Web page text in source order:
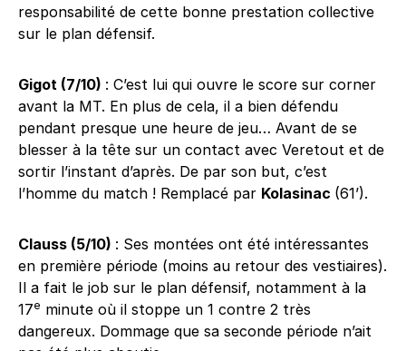
responsabilité de cette bonne prestation collective
sur le plan défensif.
Gigot (7/10) : C’est lui qui ouvre le score sur corner
avant la MT. En plus de cela, il a bien défendu
pendant presque une heure de jeu… Avant de se
blesser à la tête sur un contact avec Veretout et de
sortir l’instant d’après. De par son but, c’est
l’homme du match ! Remplacé par Kolasinac (61’).
Clauss (5/10) : Ses montées ont été intéressantes
en première période (moins au retour des vestiaires).
Il a fait le job sur le plan défensif, notamment à la
17e minute où il stoppe un 1 contre 2 très
dangereux. Dommage que sa seconde période n’ait